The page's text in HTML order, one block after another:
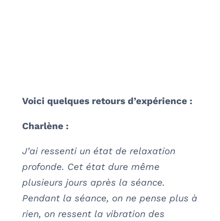
Voici quelques retours d’expérience :
Charlène :
J’ai ressenti un état de relaxation
profonde. Cet état dure même
plusieurs jours après la séance.
Pendant la séance, on ne pense plus à
rien, on ressent la vibration des